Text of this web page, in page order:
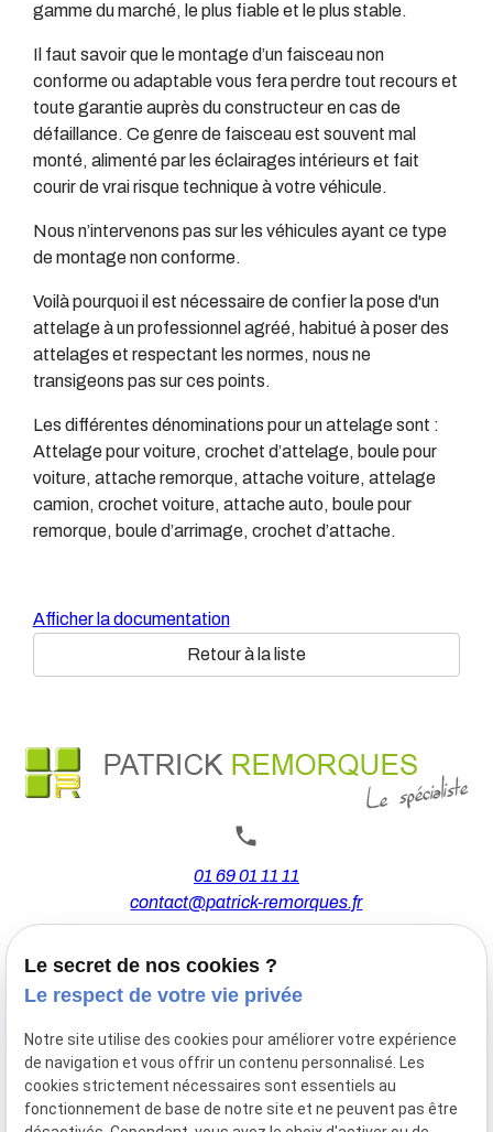
gamme du marché, le plus fiable et le plus stable.
Il faut savoir que le montage d’un faisceau non
conforme ou adaptable vous fera perdre tout recours et
toute garantie auprès du constructeur en cas de
défaillance. Ce genre de faisceau est souvent mal
monté, alimenté par les éclairages intérieurs et fait
courir de vrai risque technique à votre véhicule.
Nous n’intervenons pas sur les véhicules ayant ce type
de montage non conforme.
Voilà pourquoi il est nécessaire de confier la pose d'un
attelage à un professionnel agréé, habitué à poser des
attelages et respectant les normes, nous ne
transigeons pas sur ces points.
Les différentes dénominations pour un attelage sont :
Attelage pour voiture, crochet d’attelage, boule pour
voiture, attache remorque, attache voiture, attelage
camion, crochet voiture, attache auto, boule pour
remorque, boule d’arrimage, crochet d’attache.
Afficher la documentation
Retour à la liste
01 69 01 11 11
contact@patrick-remorques.fr
44 Avenue de la Division Leclerc
91160 BALLAINVILLIERS
Du Mardi au Samedi
De 9h00 à 12h30 et de 13h30 à 18h00
Le secret de nos cookies ?
Le respect de votre vie privée
Notre site utilise des cookies pour améliorer votre expérience
de navigation et vous offrir un contenu personnalisé. Les
cookies strictement nécessaires sont essentiels au
fonctionnement de base de notre site et ne peuvent pas être